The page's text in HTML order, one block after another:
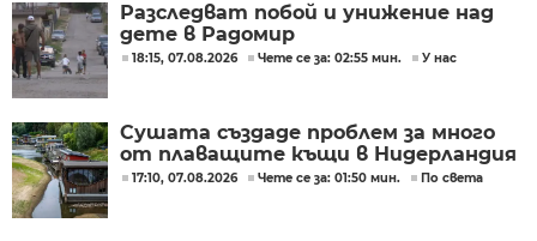
Разследват побой и унижение над
дете в Радомир
18:15, 07.08.2026 Чете се за: 02:55 мин. У нас
Сушата създаде проблем за много
от плаващите къщи в Нидерландия
17:10, 07.08.2026 Чете се за: 01:50 мин. По света